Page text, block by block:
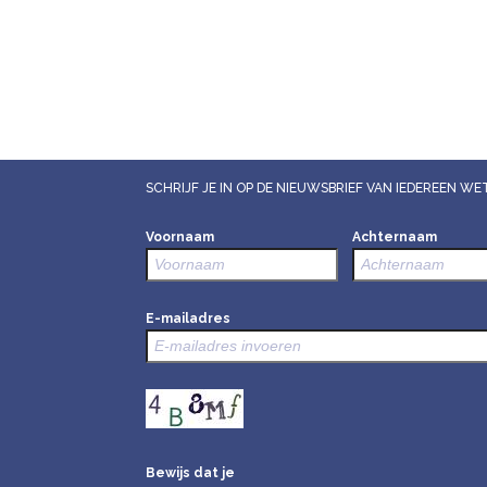
SCHRIJF JE IN OP DE NIEUWSBRIEF VAN IEDEREEN
Voornaam Achternaam
E-mailadres
Bewijs dat je